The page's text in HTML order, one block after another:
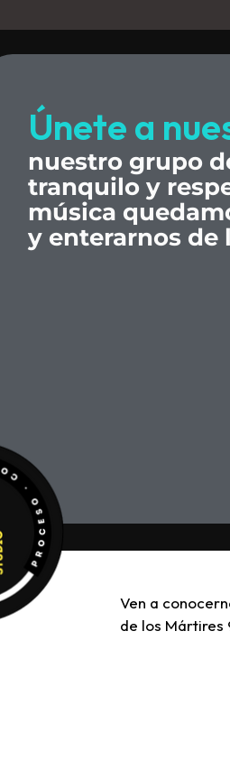
Únete a
nuestro grupo
tranquilo y
música
y enterarnos de
Ven a
de los Mártires